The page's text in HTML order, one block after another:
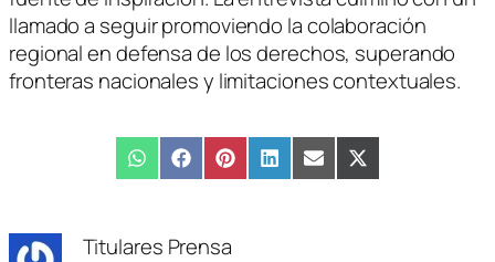
llamado a seguir promoviendo la colaboración
regional en defensa de los derechos, superando
fronteras nacionales y limitaciones contextuales.
Compartir
en
WhatsAppCompartir
en
FacebookCompartir
en
PinterestCompartir
en
LinkedInCompartir
en
EmailCompartir
en
X
(Twitter)
Titulares Prensa